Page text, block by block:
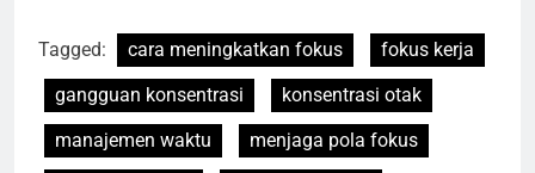
Tagged: cara meningkatkan fokus
fokus kerja
gangguan konsentrasi
konsentrasi otak
manajemen waktu
menjaga pola fokus